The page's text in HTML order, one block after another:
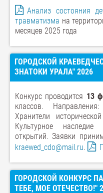
Анализ состояния
травматизма на
месяцев 2025 года
ГОРОДСКОЙ
ЗНАТОКИ УРАЛА" 2026
Конкурс проводится 13
классов.
Хранители
Культурное
открытий. Заявки
kraewed_cdo@mail.ru.
ГОРОДСКОЙ КОНКУРС
ТЕБЕ, МОЕ ОТЕЧЕСТВО!"